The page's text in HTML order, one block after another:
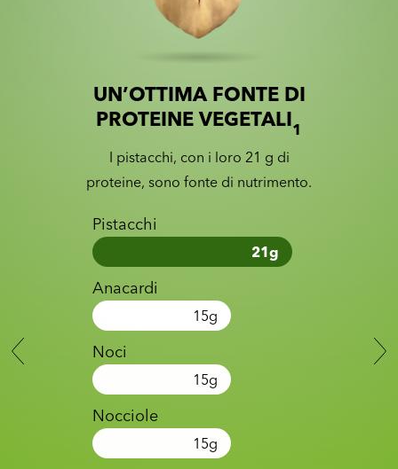
Slider with nutrition information
Slide 1 of 2
UN’OTTIMA FONTE DI
PROTEINE VEGETALI1
I pistacchi, con i loro 21 g di
proteine, sono fonte di nutrimento.
Pistacchi
21g
Anacardi
15g
Noci
15g
Nocciole
15g